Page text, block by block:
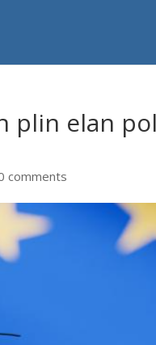
plin elan
comments